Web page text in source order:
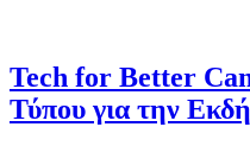
Tech for Better
Τύπου για την